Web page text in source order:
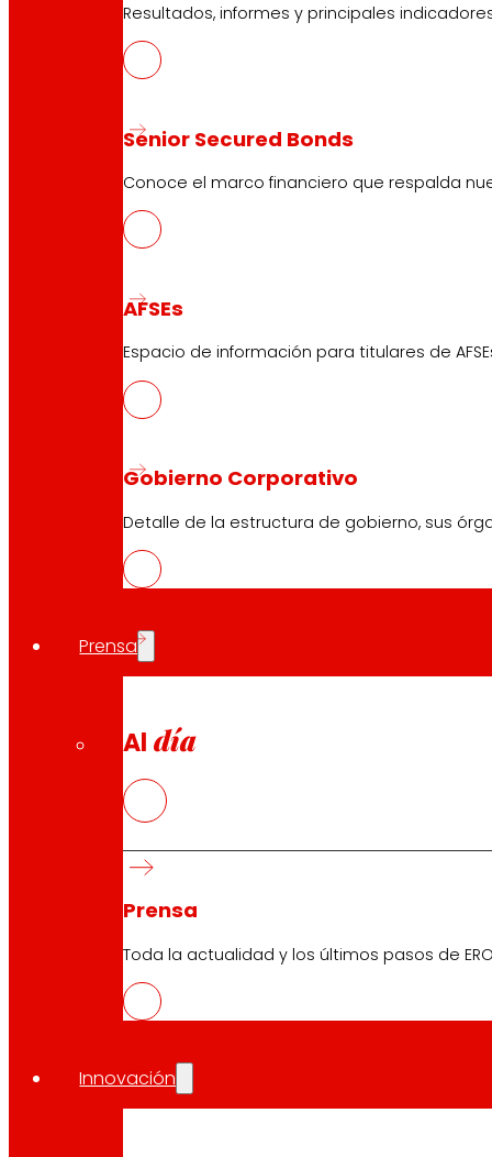
Resultados, informes y principales
Senior Secured Bonds
Conoce el marco financiero que respalda
AFSEs
Espacio de información para titulares de
Gobierno Corporativo
Detalle de la estructura de gobierno, sus
Prensa
Al día
Prensa
Toda la actualidad y los últimos pasos de
Innovación